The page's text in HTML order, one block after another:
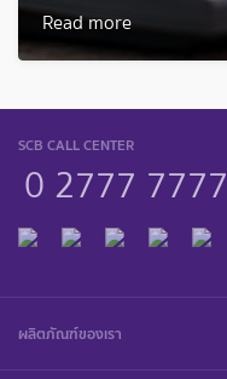
Read more
SCB CALL CENTER
0 2777 7777
ผลิตภัณฑ์ของเรา